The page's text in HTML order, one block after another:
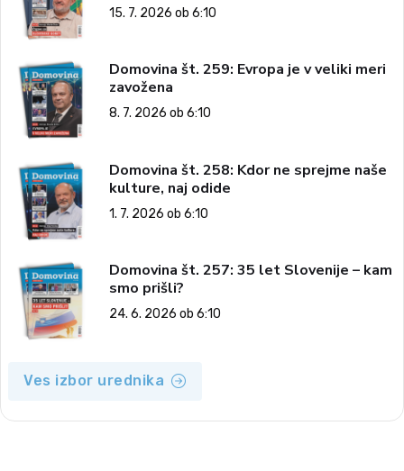
15. 7. 2026 ob 6:10
Domovina št. 259: Evropa je v veliki meri
zavožena
8. 7. 2026 ob 6:10
Domovina št. 258: Kdor ne sprejme naše
kulture, naj odide
1. 7. 2026 ob 6:10
Domovina št. 257: 35 let Slovenije – kam
smo prišli?
24. 6. 2026 ob 6:10
Ves izbor urednika